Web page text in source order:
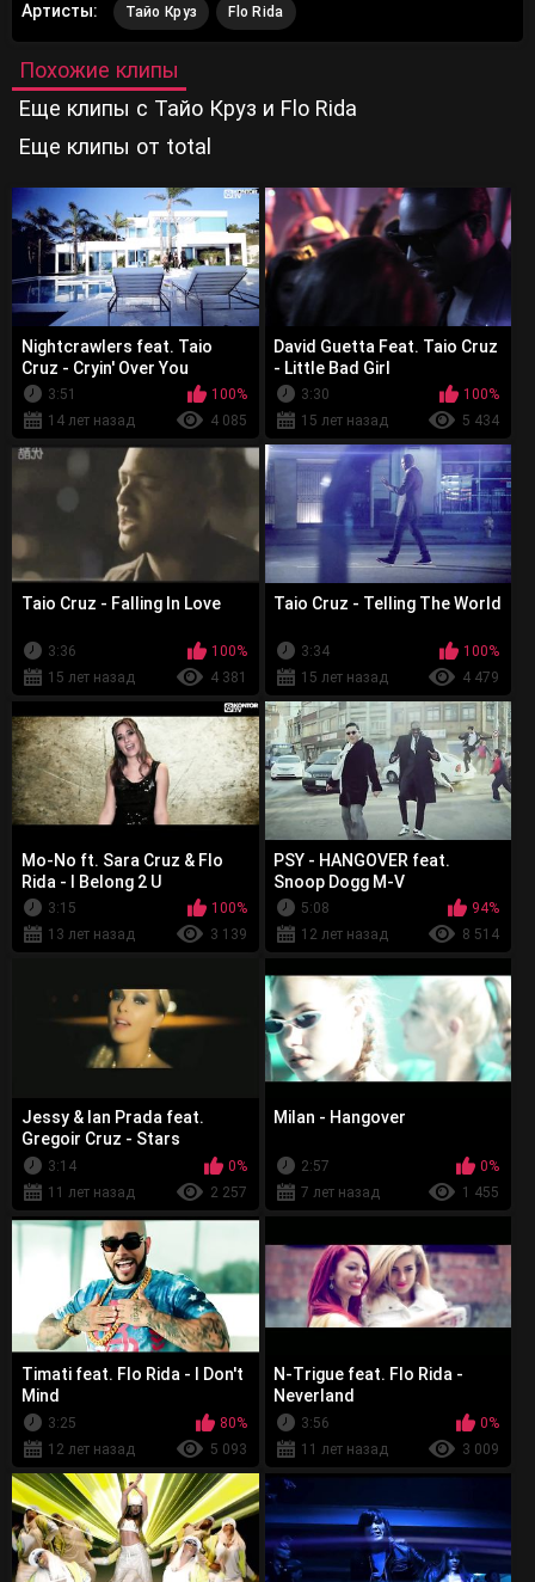
Артисты: Тайо Круз Flo Rida
Похожие клипы
Еще клипы с Тайо Круз и Flo Rida
Еще клипы от total
Nightcrawlers feat. Taio
Cruz - Cryin' Over You
3:51
100%
14 лет назад
4 085
David Guetta Feat. Taio Cruz
- Little Bad Girl
3:30
100%
15 лет назад
5 434
Taio Cruz - Falling In Love
3:36
100%
15 лет назад
4 381
Taio Cruz - Telling The World
3:34
100%
15 лет назад
4 479
Mo-No ft. Sara Cruz & Flo
Rida - I Belong 2 U
3:15
100%
13 лет назад
3 139
PSY - HANGOVER feat.
Snoop Dogg M-V
5:08
94%
12 лет назад
8 514
Jessy & Ian Prada feat.
Gregoir Cruz - Stars
3:14
0%
11 лет назад
2 257
Milan - Hangover
2:57
0%
7 лет назад
1 455
Timati feat. Flo Rida - I Don't
Mind
3:25
80%
12 лет назад
5 093
N-Trigue feat. Flo Rida -
Neverland
3:56
0%
11 лет назад
3 009